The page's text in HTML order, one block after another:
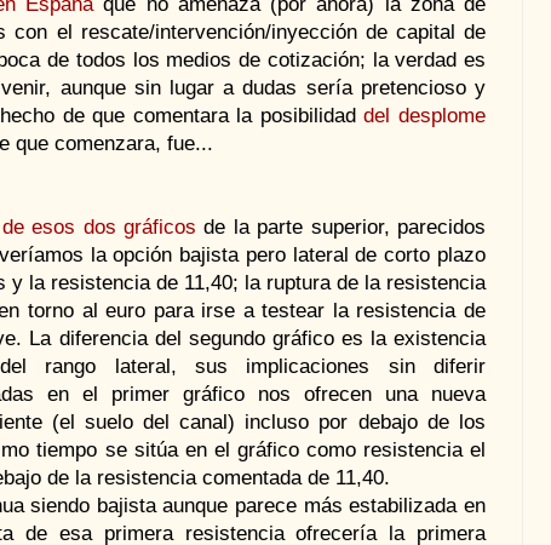
con el rescate/intervención/inyección de capital de
de todos los medios de cotización; la verdad es
aunque sin lugar a dudas sería pretencioso y
de que comentara la posibilidaddel desplome
que comenzara, fue...
esos dos gráficos de la parte superior, parecidos
la opción bajista pero lateral de corto plazo
y la resistencia de 11,40; la ruptura de la resistencia
torno al euro para irse a testear la resistencia de
La diferencia del segundo gráfico es la existencia
rango lateral, sus implicaciones sin diferir
en el primer gráfico nos ofrecen una nueva
(el suelo del canal) incluso por debajo de los
tiempo se sitúa en el gráfico como resistencia el
de la resistencia comentada de 11,40.
siendo bajista aunque parece más estabilizada en
de esa primera resistencia ofrecería la primera